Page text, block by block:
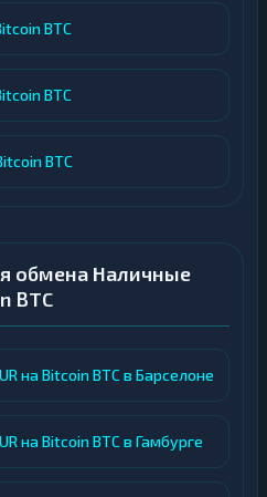
BTC
BTC
BTC
обмена Наличные
BTC
на Bitcoin BTC в Барселоне
на Bitcoin BTC в Гамбурге